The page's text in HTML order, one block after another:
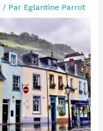
/ Par Eglantine Parrot